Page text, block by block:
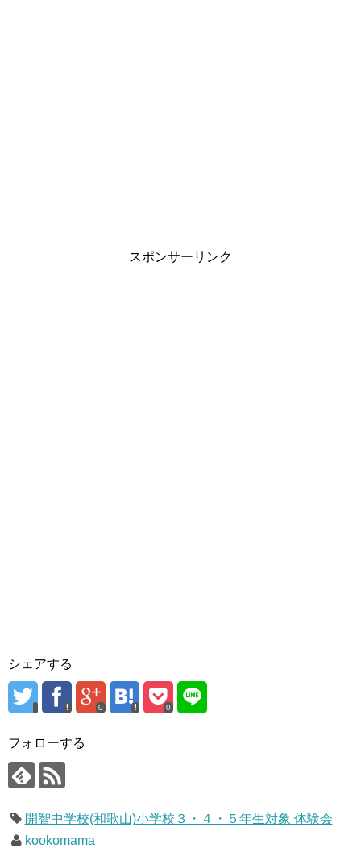
スポンサーリンク
シェアする
0 0
フォローする
開智中学校(和歌山)小学校３・４・５年生対象 体験会
kookomama